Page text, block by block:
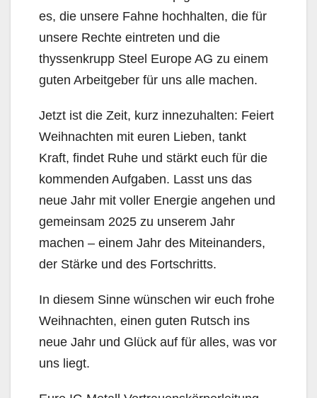
es, die unsere Fahne hochhalten, die für
unsere Rechte eintreten und die
thyssenkrupp Steel Europe AG zu einem
guten Arbeitgeber für uns alle machen.
Jetzt ist die Zeit, kurz innezuhalten: Feiert
Weihnachten mit euren Lieben, tankt
Kraft, findet Ruhe und stärkt euch für die
kommenden Aufgaben. Lasst uns das
neue Jahr mit voller Energie angehen und
gemeinsam 2025 zu unserem Jahr
machen – einem Jahr des Miteinanders,
der Stärke und des Fortschritts.
In diesem Sinne wünschen wir euch frohe
Weihnachten, einen guten Rutsch ins
neue Jahr und Glück auf für alles, was vor
uns liegt.